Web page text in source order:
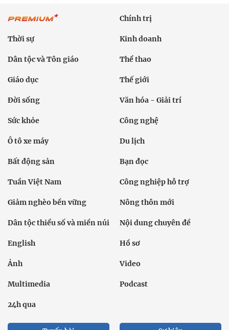
Chính trị
Thời sự Kinh doanh
Dân tộc và Tôn giáo Thể thao
Giáo dục Thế giới
Đời sống Văn hóa - Giải trí
Sức khỏe Công nghệ
Ô tô xe máy Du lịch
Bất động sản Bạn đọc
Tuần Việt Nam Công nghiệp hỗ trợ
Giảm nghèo bền vững Nông thôn mới
Dân tộc thiểu số và miền núi Nội dung chuyên đề
English Hồ sơ
Ảnh Video
Multimedia Podcast
24h qua